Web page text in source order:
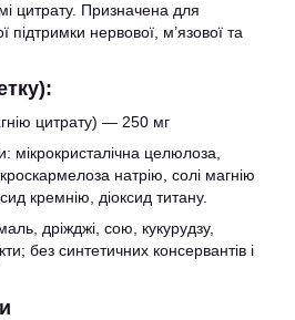
цитрату. Призначена для
нервової, м’язової та
цитрату) — 250 мг
мікрокристалічна целюлоза,
кроскармелоза натрію, солі магнію
кремнію, діоксид титану.
дріжджі, сою, кукурудзу,
без синтетичних консервантів і